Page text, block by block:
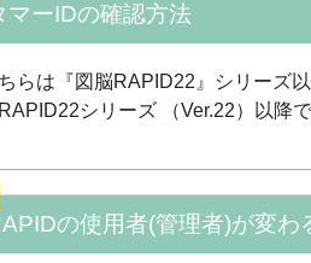
マーIDの確認方法
らは『図脳RAPID22』シリーズ
シリーズ （Ver.22）以降
の使用者(管理者)が変わ